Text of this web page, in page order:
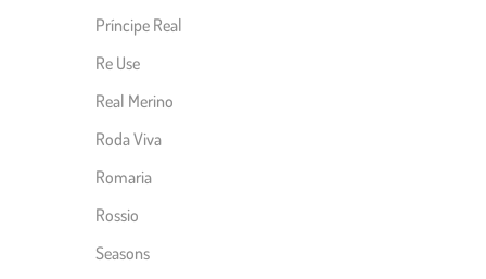
Príncipe Real
Re Use
Real Merino
Roda Viva
Romaria
Rossio
Seasons